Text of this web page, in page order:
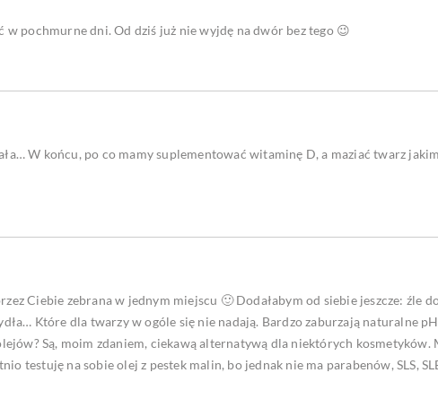
pochmurne dni. Od dziś już nie wyjdę na dwór bez tego 😉
W końcu, po co mamy suplementować witaminę D, a maziać twarz
Ciebie zebrana w jednym miejscu 🙂 Dodałabym od siebie jeszcze: źle
Które dla twarzy w ogóle się nie nadają. Bardzo zaburzają naturalne
Są, moim zdaniem, ciekawą alternatywą dla niektórych
testuję na sobie olej z pestek malin, bo jednak nie ma parabenów, SLS,